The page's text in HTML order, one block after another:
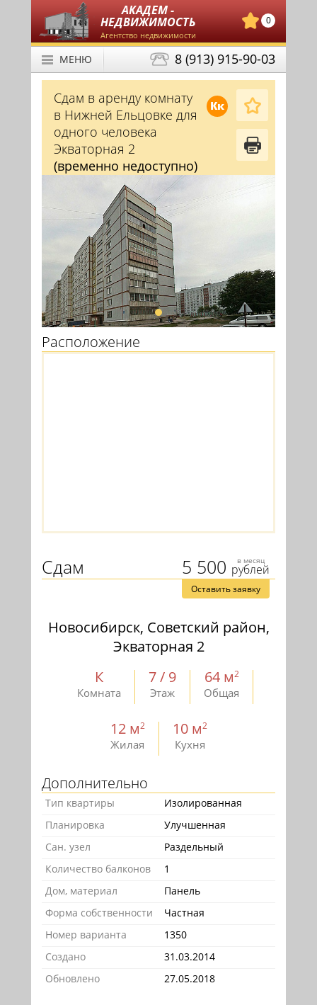
АКАДЕМ -
НЕДВИЖИМОСТЬ
Агентство недвижимости
0
8 (913) 915-90-03
МЕНЮ
Кк
Сдам в аренду комнату
в Нижней Ельцовке для
одного человека
Экваторная 2
(временно недоступно)
Расположение
5 500 в месяц
рублей
Сдам
Оставить заявку
Новосибирск, Советский район,
Экваторная 2
К
Комната
7 / 9
Этаж
64 м2
Общая
12 м2
Жилая
10 м2
Кухня
Дополнительно
Тип квартиры
Изолированная
Планировка
Улучшенная
Сан. узел
Раздельный
Количество балконов
1
Дом, материал
Панель
Форма собственности
Частная
Номер варианта
1350
Создано
31.03.2014
Обновлено
27.05.2018